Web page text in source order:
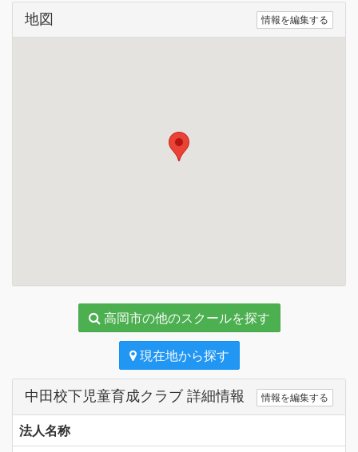
地図 情報を編集する
高岡市の他のスクールを探す
現在地から探す
中田校下児童育成クラブ 詳細情報 情報を編集する
法人名称